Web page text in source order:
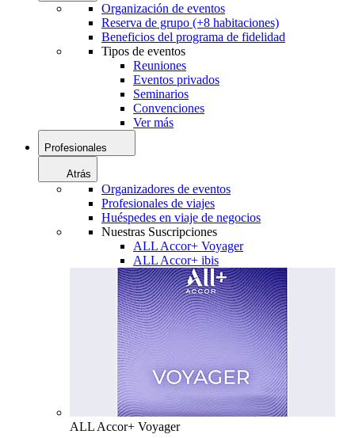
Organización de eventos
Reserva de grupo (+8 habitaciones)
Beneficios del programa de fidelidad
Tipos de eventos
Reuniones
Eventos privados
Seminarios
Convenciones
Ver más
Profesionales
Atrás
Organizadores de eventos
Profesionales de viajes
Huéspedes en viaje de negocios
Nuestras Suscripciones
ALL Accor+ Voyager
ALL Accor+ ibis
ALL Accor+ Voyager